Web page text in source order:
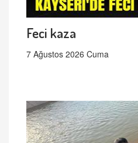
Feci kaza
7 Ağustos 2026 Cuma